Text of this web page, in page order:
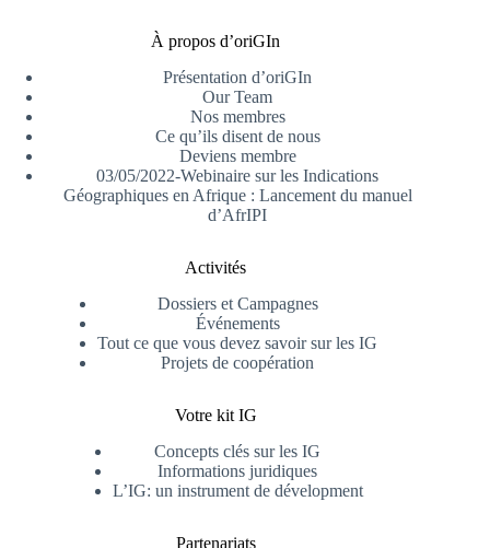
À propos d’oriGIn
Présentation d’oriGIn
Our Team
Nos membres
Ce qu’ils disent de nous
Deviens membre
03/05/2022-Webinaire sur les Indications
Géographiques en Afrique : Lancement du manuel
d’AfrIPI
Activités
Dossiers et Campagnes
Événements
Tout ce que vous devez savoir sur les IG
Projets de coopération
Votre kit IG
Concepts clés sur les IG
Informations juridiques
L’IG: un instrument de dévelopment
Partenariats